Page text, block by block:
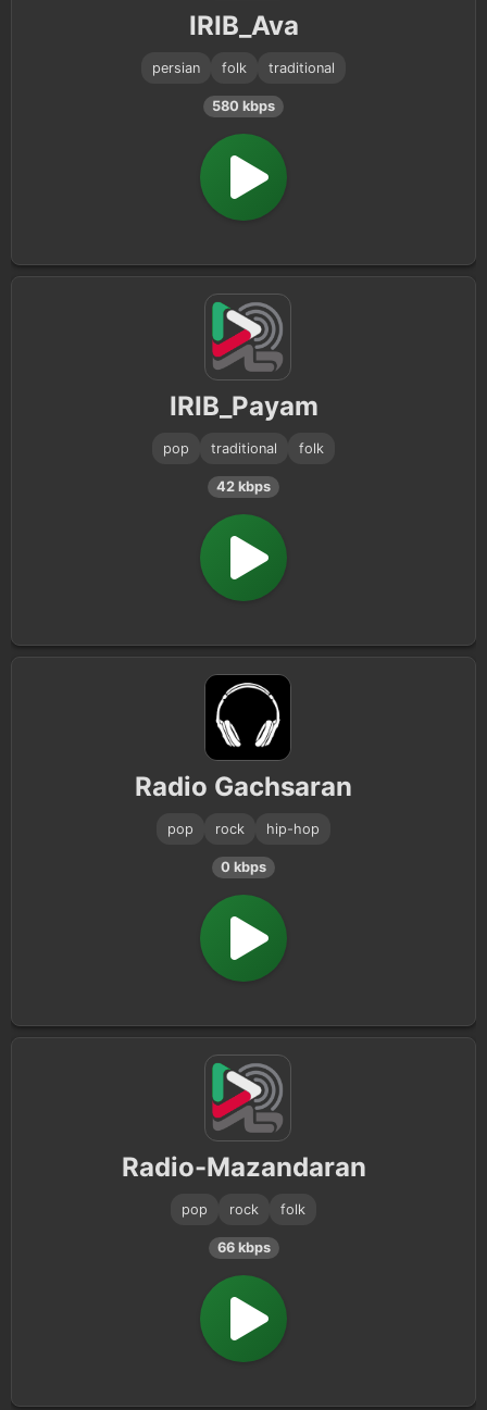
IRIB_Ava
persian folk traditional
580 kbps
IRIB_Payam
pop traditional folk
42 kbps
Radio Gachsaran
pop rock hip-hop
0 kbps
Radio-Mazandaran
pop rock folk
66 kbps